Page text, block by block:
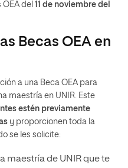
del 11 de noviembre del
Becas OEA en
a una Beca OEA para
maestría en UNIR. Este
estén previamente
y proporcionen toda la
se les solicite:
maestría de UNIR que te